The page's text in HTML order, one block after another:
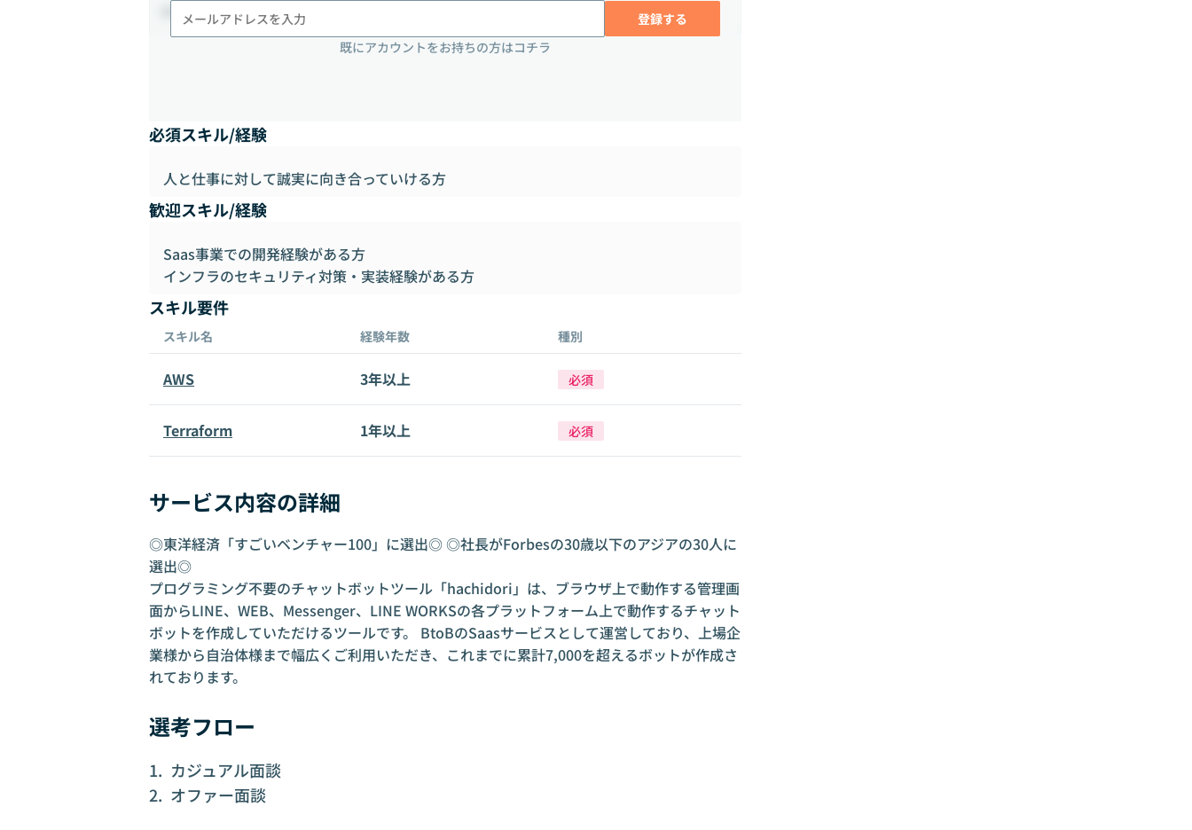
登録する
既にアカウントをお持ちの方はコチラ
出社頻度
必須スキル/経験
人と仕事に対して誠実に向き合っていける方
歓迎スキル/経験
Saas事業での開発経験がある方
インフラのセキュリティ対策・実装経験がある方
スキル要件
スキル名 経験年数 種別
AWS 3年以上 必須
Terraform 1年以上 必須
サービス内容の詳細
◎東洋経済「すごいベンチャー100」に選出◎ ◎社長がForbesの30歳以下のアジアの30人に
選出◎
プログラミング不要のチャットボットツール「hachidori」は、ブラウザ上で動作する管理画
面からLINE、WEB、Messenger、LINE WORKSの各プラットフォーム上で動作するチャット
ボットを作成していただけるツールです。 BtoBのSaasサービスとして運営しており、上場企
業様から自治体様まで幅広くご利用いただき、これまでに累計7,000を超えるボットが作成さ
れております。
選考フロー
カジュアル面談
オファー面談